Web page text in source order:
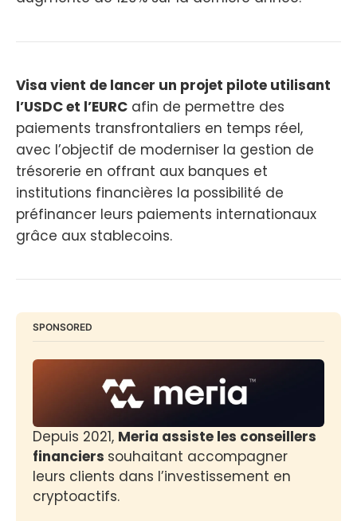
Visa vient de lancer un projet pilote utilisant
l’USDC et l’EURC afin de permettre des
paiements transfrontaliers en temps réel,
avec l’objectif de moderniser la gestion de
trésorerie en offrant aux banques et
institutions financières la possibilité de
préfinancer leurs paiements internationaux
grâce aux stablecoins.
SPONSORED
Depuis 2021, Meria assiste les conseillers
financiers souhaitant accompagner
leurs clients dans l’investissement en
cryptoactifs.